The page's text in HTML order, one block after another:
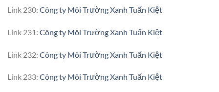
Link 230: Công ty Môi Trường Xanh Tuấn Kiệt
Link 231: Công ty Môi Trường Xanh Tuấn Kiệt
Link 232: Công ty Môi Trường Xanh Tuấn Kiệt
Link 233: Công ty Môi Trường Xanh Tuấn Kiệt